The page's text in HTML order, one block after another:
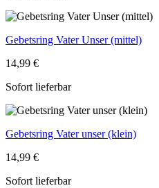
Gebetsring Vater Unser (mittel)
14,99 €
Sofort lieferbar
Gebetsring Vater unser (klein)
14,99 €
Sofort lieferbar